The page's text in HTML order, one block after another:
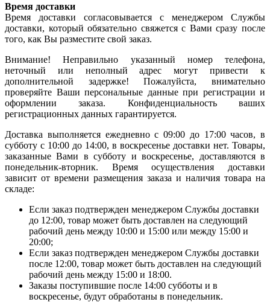
Время доставки
Время доставки согласовывается с менеджером Службы
доставки, который обязательно свяжется с Вами сразу после
того, как Вы разместите свой заказ.
Внимание! Неправильно указанный номер телефона,
неточный или неполный адрес могут привести к
дополнительной задержке! Пожалуйста, внимательно
проверяйте Ваши персональные данные при регистрации и
оформлении заказа. Конфиденциальность ваших
регистрационных данных гарантируется.
Доставка выполняется ежедневно с 09:00 до 17:00 часов, в
субботу с 10:00 до 14:00, в воскресенье доставки нет. Товары,
заказанные Вами в субботу и воскресенье, доставляются в
понедельник-вторник. Время осуществления доставки
зависит от времени размещения заказа и наличия товара на
складе:
Если заказ подтвержден менеджером Службы доставки
до 12:00, товар может быть доставлен на следующий
рабочий день между 10:00 и 15:00 или между 15:00 и
20:00;
Если заказ подтвержден менеджером Службы доставки
после 12:00, товар может быть доставлен на следующий
рабочий день между 15:00 и 18:00.
Заказы поступившие после 14:00 субботы и в
воскресенье, будут обработаны в понедельник.